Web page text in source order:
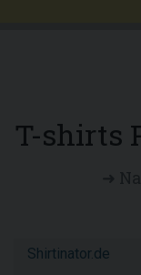
T-shirts
Shirtinator.de